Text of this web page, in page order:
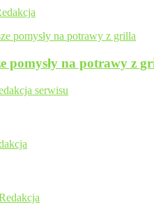
pomysły na potrawy z
serwisu